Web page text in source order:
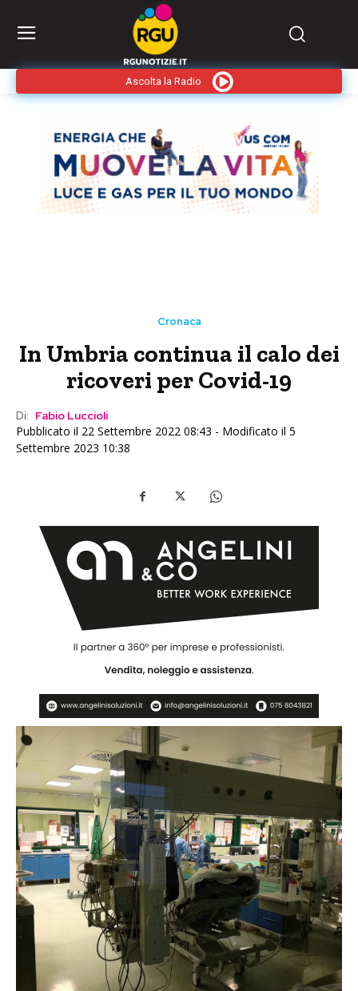
Ascolta la Radio
Cronaca
In Umbria continua il calo dei
ricoveri per Covid-19
Di: Fabio Luccioli
Pubblicato il 22 Settembre 2022 08:43 - Modificato il 5
Settembre 2023 10:38